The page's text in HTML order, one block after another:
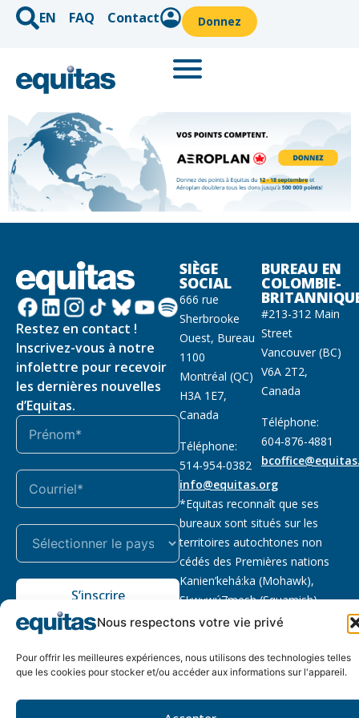
Nous respectons votre vie privé
Pour offrir les meilleures expériences, nous utilisons des technologies telles
que les cookies pour stocker et/ou accéder aux informations sur l'appareil.
EN FAQ Contact Donnez
Restez en contact !
Inscrivez-vous à notre
infolettre pour recevoir
les dernières nouvelles
d’Equitas.
S’inscrire
SIÈGE
SOCIAL
666 rue
Sherbrooke
Ouest, Bureau
1100
Montréal (QC)
H3A 1E7,
Canada
Téléphone:
514-954-0382
info@equitas.org
BUREAU EN
COLOMBIE-
#213-312 Main
Street
Vancouver (BC)
V6A 2T2,
Canada
Téléphone:
604-876-4881
*Equitas reconnaît que ses
bureaux sont situés sur les
territoires autochtones non
cédés des Premières nations
Kanien’kehá:ka (Mohawk),
Sḵwx̱wú7mesh (Squamish),
səl̓ilwətaɁɬ (Tsleil Waututh) et
Lire la suite
de